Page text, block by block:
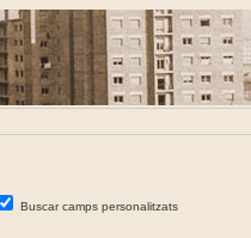
Buscar camps personalitzats